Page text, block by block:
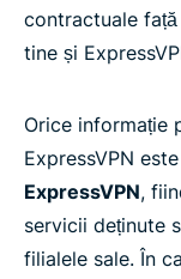
contractuale
tine și
Orice informație
ExpressVPN este
ExpressVPN,
servicii deținute
filialele sale. În